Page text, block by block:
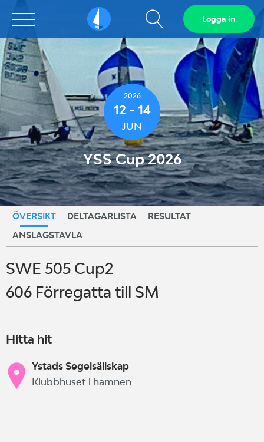
Sailarena Visa
sökfält
Logga in
2026
12 - 14
JUN
YSS Cup 2026
ÖVERSIKT DELTAGARLISTA
RESULTAT
ANSLAGSTAVLA
SWE 505 Cup2
606 Förregatta till SM
Hitta hit
Ystads Segelsällskap
Klubbhuset i hamnen